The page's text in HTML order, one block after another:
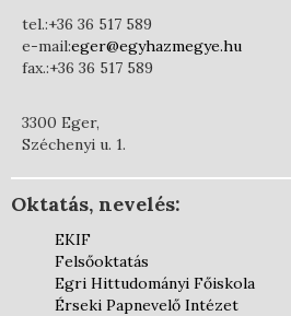
tel.:+36 36 517 589
e-mail:eger@egyhazmegye.hu
fax.:+36 36 517 589
3300 Eger,
Széchenyi u. 1.
Oktatás, nevelés:
EKIF
Felsőoktatás
Egri Hittudományi Főiskola
Érseki Papnevelő Intézet